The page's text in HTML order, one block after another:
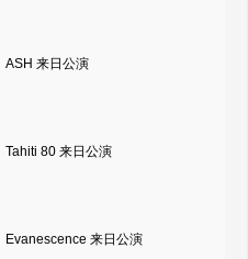
ASH 来日公演
Tahiti 80 来日公演
Evanescence 来日公演